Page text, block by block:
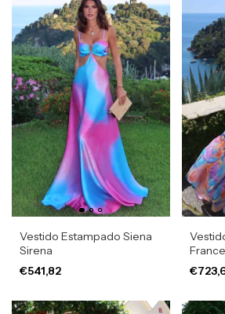
Vestido Estampado Siena
Sirena
€541,82